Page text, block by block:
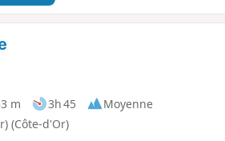
m 3h 45
Moyenne
(Côte-d'Or)